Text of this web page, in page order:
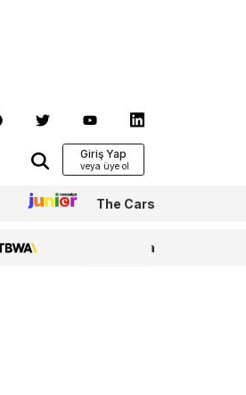
Giriş Yap
Junior The Cars
WPP Media